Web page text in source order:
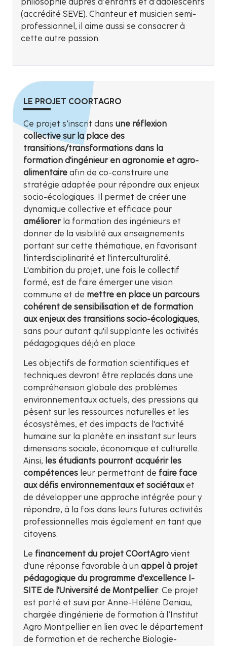
(accrédité SEVE). Chanteur et musicien semi-
professionnel, il aime aussi se consacrer à
cette autre passion.
LE PROJET COORTAGRO
Ce projet s’inscrit dans une réflexion
collective sur la place des
transitions/transformations dans la
formation d'ingénieur en agronomie et agro-
alimentaire afin de co-construire une
stratégie adaptée pour répondre aux enjeux
socio-écologiques. Il permet de créer une
dynamique collective et efficace pour
améliorerla formation des ingénieurs et
donner de la visibilité aux enseignements
portant sur cette thématique, en favorisant
l'interdisciplinarité et l'interculturalité.
L'ambition du projet, une fois le collectif
formé, est de faire émerger une vision
commune et de mettre en place un parcours
cohérent de sensibilisation et de formation
aux enjeux des transitions socio-écologiques,
sans pour autant qu'il supplante les activités
pédagogiques déjà en place.
Les objectifs de formation scientifiques et
techniques devront être replacés dans une
compréhension globale des problèmes
environnementaux actuels, des pressions qui
pèsent sur les ressources naturelles et les
écosystèmes, et des impacts de l'activité
humaine sur la planète en insistant sur leurs
dimensions sociale, économique et culturelle.
Ainsi, les étudiants pourront acquérir les
compétences leur permettant de faire face
aux défis environnementaux et sociétauxet
de développer une approche intégrée pour y
répondre, à la fois dans leurs futures activités
professionnelles mais également en tant que
citoyens.
Le financement du projet COortAgro vient
d'une réponse favorable à un appel à projet
pédagogique du programme d'excellence I-
SITE de l'Université de Montpellier. Ce projet
est porté et suivi par Anne-Hélène Deniau,
chargée d'ingénierie de formation à l’Institut
Agro Montpellier en lien avec le département
de formation et de recherche Biologie-